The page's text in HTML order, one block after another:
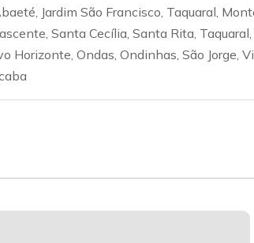
Jardim São Francisco, Taquaral,
Santa Cecília, Santa Rita,
Horizonte, Ondas, Ondinhas, São Jorge,